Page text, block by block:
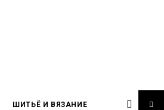
ШИТЬЁ И ВЯЗАНИЕ